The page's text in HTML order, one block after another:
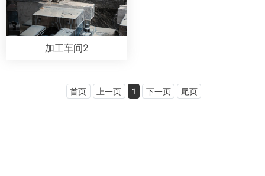
加工车间2
首页 上一页 1 下一页 尾页